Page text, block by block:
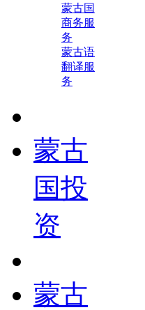
蒙古国
商务服
务
蒙古语
翻译服
务
蒙古
国投
资
蒙古